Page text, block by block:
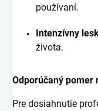
používaní.
Intenzívny
života.
Odporúčaný pomer
Pre dosiahnutie